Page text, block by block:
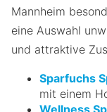
Mannheim
eine Auswahl
und attraktive
Sparfuchs
mit einem
Wellness